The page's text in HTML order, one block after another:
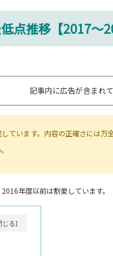
点推移【2017～
記事内に広告が含まれて
ています。内容の正確さには
年度以前は割愛しています。